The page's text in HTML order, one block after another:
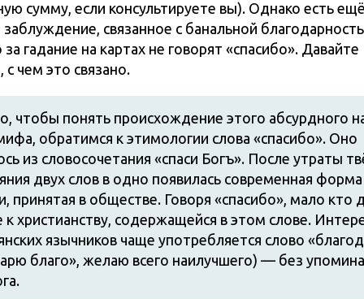
сумму, если консультируете вы). Однако есть
связанное с банальной
гадание на картах не говорят «спасибо». Давайте
с чем это связано.
чтобы понять происхождение этого абсурдного
обратимся к этимологии слова «спасибо». Оно
из словосочетания «спаси Богъ». После утраты
двух слов в одно появилась современная форма
принятая в обществе. Говоря «спасибо», мало кто
христианству, содержащейся в этом слове.
язычников чаще употребляется слово
благо», желаю всего наилучшего) — без